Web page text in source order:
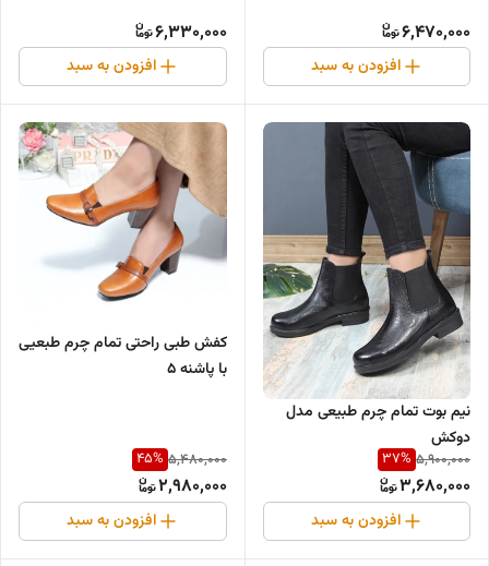
6,470,000
افزودن به سبد
6,330,000
افزودن به سبد
نیم بوت تمام چرم طبیعی مدل
دوکش
5,900,000
37%
3,680,000
افزودن به سبد
کفش طبی راحتی تمام چرم طبعیی
با پاشنه ۵
5,480,000
45%
2,980,000
افزودن به سبد